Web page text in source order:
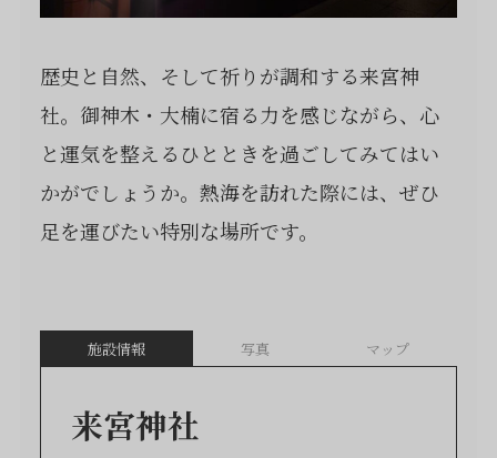
歴史と自然、そして祈りが調和する来宮神
社。御神木・大楠に宿る力を感じながら、心
と運気を整えるひとときを過ごしてみてはい
かがでしょうか。熱海を訪れた際には、ぜひ
足を運びたい特別な場所です。
施設情報 写真 マップ
来宮神社